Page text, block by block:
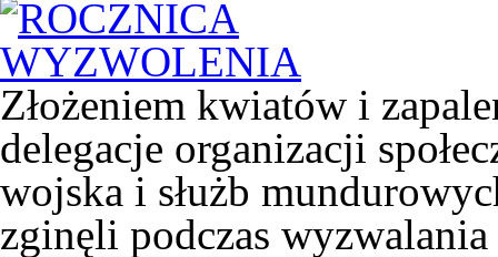
Złożeniem kwiatów i
delegacje organizacji
wojska i służb
zginęli podczas